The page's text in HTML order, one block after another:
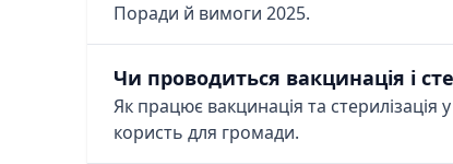
Поради й вимоги 2025.
Чи проводиться вакцинація і
Як працює вакцинація та стерилізація
користь для громади.